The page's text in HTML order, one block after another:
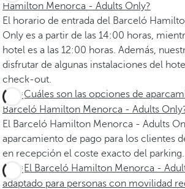
Hamilton Menorca - Adults Only?
El horario de entrada del Barceló
Only es a partir de las 14:00 horas,
hotel es a las 12:00 horas. Además,
disfrutar de algunas instalaciones del
check-out.
¿Cuáles son las opciones de
Barceló Hamilton Menorca - Adults
El Barceló Hamilton Menorca - Adults
aparcamiento de pago para los clientes
en recepción el coste exacto del parking.
¿El Barceló Hamilton Menorca -
adaptado para personas con movilidad